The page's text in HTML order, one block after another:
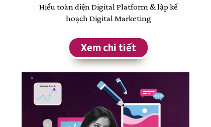
Xem chi tiết
Hiểu toàn diện Digital Platform & lập kế
hoạch Digital Marketing